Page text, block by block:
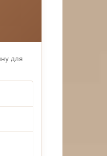
для